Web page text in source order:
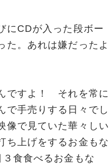
にCDが入った段ボー
た。あれは嫌だったよ
ですよ！ それを常に
で手売りする日々でし
像で見ていた華々しい
ち上げをするお金もな
食食べるお金もな